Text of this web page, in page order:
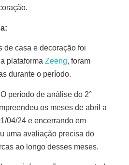
de casa e decoração foi
plataforma Zeeng, foram
durante o período.
O período de análise do 2°
os meses de abril a
04/24 e encerrando em
uma avaliação precisa do
ao longo desses meses.